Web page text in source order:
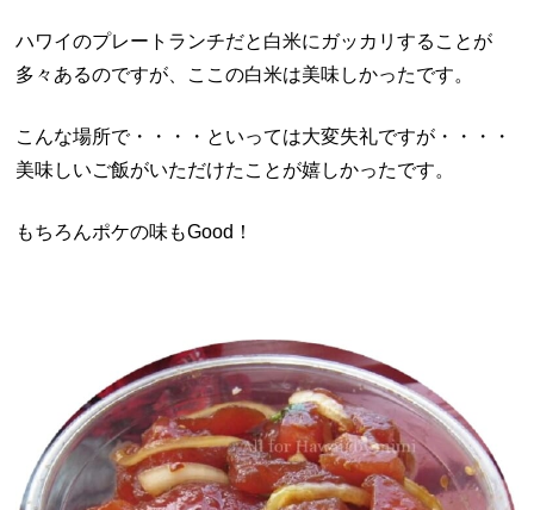
ハワイのプレートランチだと白米にガッカリすることが
多々あるのですが、ここの白米は美味しかったです。
こんな場所で・・・・といっては大変失礼ですが・・・・
美味しいご飯がいただけたことが嬉しかったです。
もちろんポケの味もGood！